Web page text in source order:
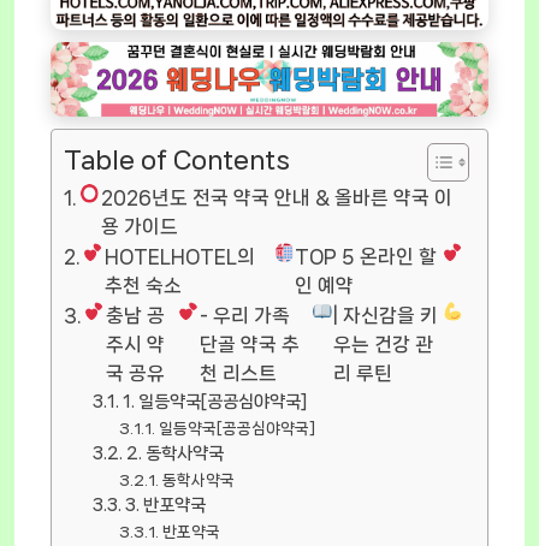
Table of Contents
2026년도 전국 약국 안내 & 올바른 약국 이
용 가이드
HOTELHOTEL의
추천 숙소
TOP 5 온라인 할
인 예약
충남 공
주시 약
국 공유
- 우리 가족
단골 약국 추
천 리스트
| 자신감을 키
우는 건강 관
리 루틴
1. 일등약국[공공심야약국]
일등약국[공공심야약국]
2. 동학사약국
동학사약국
3. 반포약국
반포약국